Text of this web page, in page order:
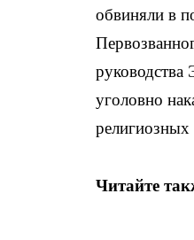
обвиняли в
руководства
уголовно
Читайте